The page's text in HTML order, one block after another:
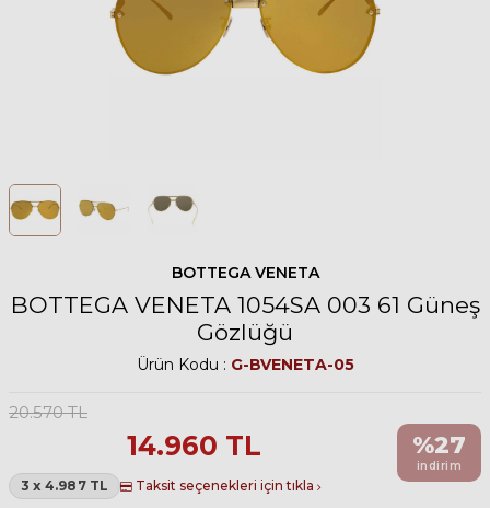
BOTTEGA VENETA
BOTTEGA VENETA 1054SA 003 61 Güneş
Gözlüğü
Ürün Kodu : G-BVENETA-05
20.570TL
14.960 TL
3 x 4.987 TL Taksit seçenekleri için tıkla
%27
indirim